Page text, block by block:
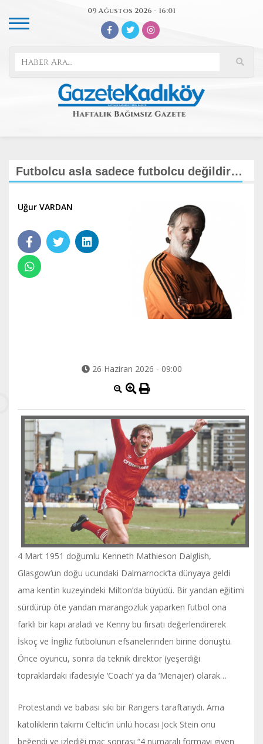
09 Ağustos 2026 - 16:01
Futbolcu asla sadece futbolcu değildir…
Uğur VARDAN
26 Haziran 2026 - 09:00
4 Mart 1951 doğumlu Kenneth Mathieson Dalglish,
Glasgow’un doğu ucundaki Dalmarnock’ta dünyaya geldi
ama kentin kuzeyindeki Milton’da büyüdü. Bir yandan eğitimi
sürdürüp öte yandan marangozluk yaparken futbol ona
farklı bir kapı araladı ve Kenny bu fırsatı değerlendirerek
İskoç ve İngiliz futbolunun efsanelerinden birine dönüştü.
Önce oyuncu, sonra da teknik direktör (yeşerdiği
topraklardaki ifadesiyle ‘Coach’ ya da ‘Menajer) olarak…
Protestandı ve babası sıkı bir Rangers taraftarıydı. Ama
katoliklerin takımı Celtic’in ünlü hocası Jock Stein onu
beğendi ve izlediği maç sonrası “4 numaralı formayı giyen